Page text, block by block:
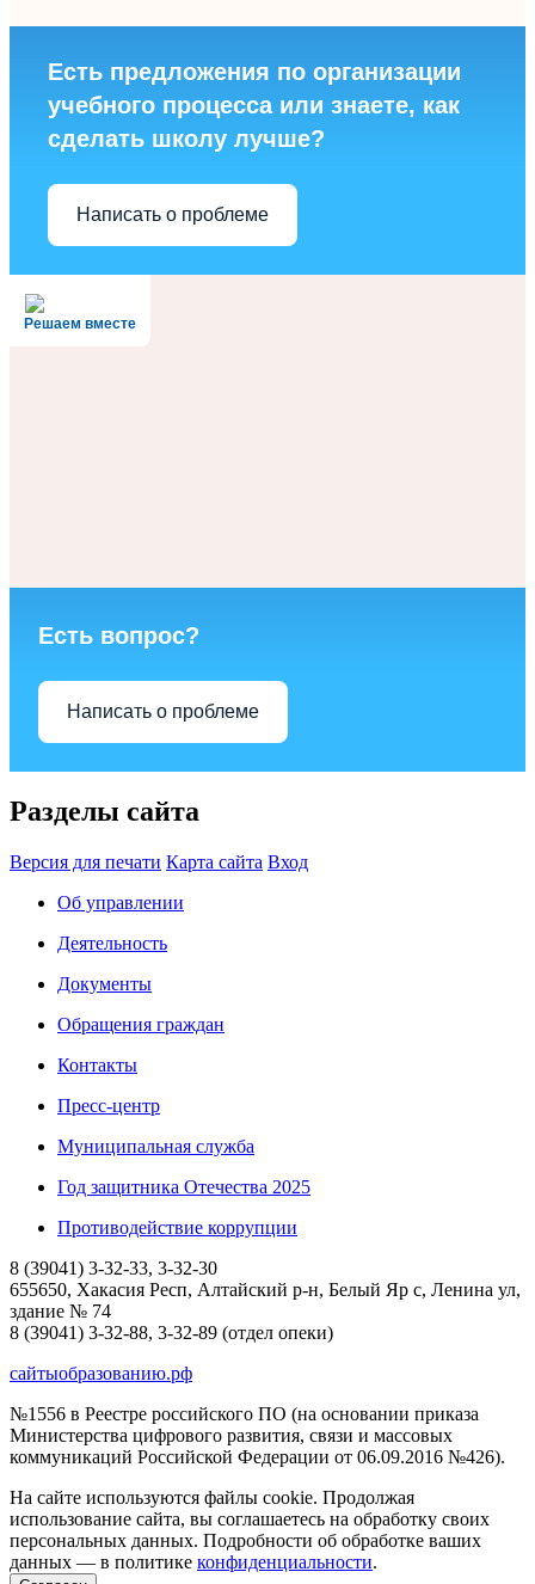
Есть предложения по организации
учебного процесса или знаете, как
сделать школу лучше?
Написать о проблеме
Решаем вместе
Есть вопрос?
Написать о проблеме
Разделы сайта
Версия для печати Карта сайта Вход
Об управлении
Деятельность
Документы
Обращения граждан
Контакты
Пресс-центр
Муниципальная служба
Год защитника Отечества 2025
Противодействие коррупции
8 (39041) 3-32-33, 3-32-30
655650, Хакасия Респ, Алтайский р-н, Белый Яр с, Ленина ул,
здание № 74
8 (39041) 3-32-88, 3-32-89 (отдел опеки)
сайтыобразованию.рф
№1556 в Реестре российского ПО (на основании приказа
Министерства цифрового развития, связи и массовых
коммуникаций Российской Федерации от 06.09.2016 №426).
На сайте используются файлы cookie. Продолжая
использование сайта, вы соглашаетесь на обработку своих
персональных данных. Подробности об обработке ваших
данных — в политике конфиденциальности.